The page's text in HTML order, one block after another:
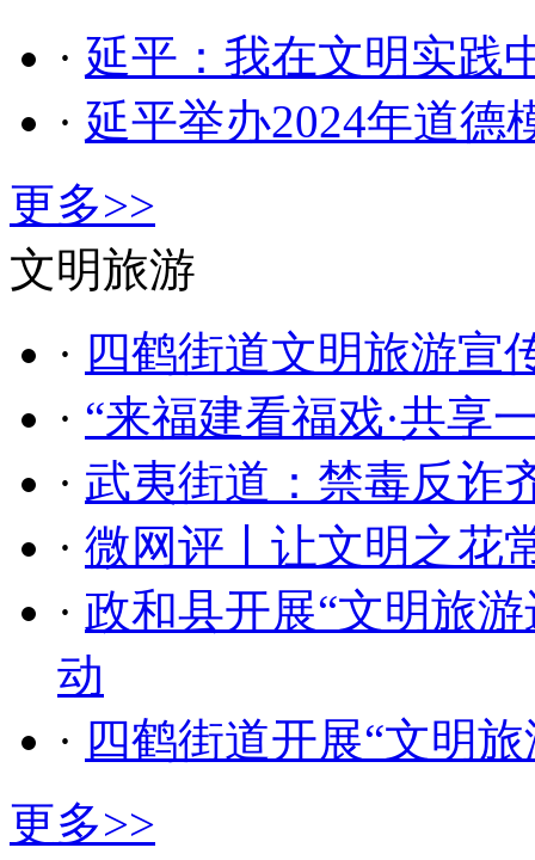
· 延平：我在文明实践
· 延平举办2024年道德
更多>>
文明旅游
· 四鹤街道文明旅游宣
· “来福建看福戏·共享
· 武夷街道：禁毒反诈
· 微网评丨让文明之花
· 政和县开展“文明旅
动
· 四鹤街道开展“文明
更多>>